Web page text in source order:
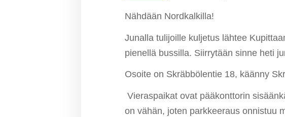
Nähdään Nordkalkilla!
Junalla tulijoille kuljetus lähtee
pienellä bussilla. Siirrytään sinne heti
Osoite on Skräbbölentie 18, käänny
Vieraspaikat ovat pääkonttorin
on vähän, joten parkkeeraus onnistuu